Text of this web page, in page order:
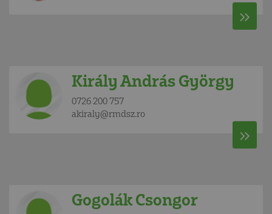
Király András György
0726 200 757
akiraly@rmdsz.ro
Gogolák Csongor